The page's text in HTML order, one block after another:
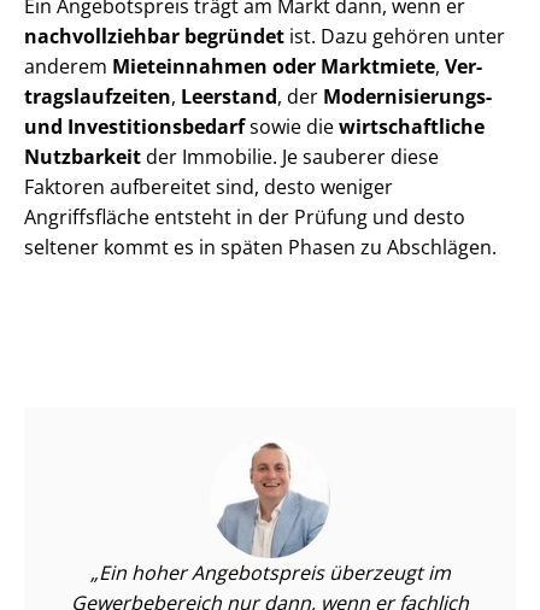
Ein Angebotspreis trägt am Markt dann, wenn er
nachvollziehbar begründet ist. Dazu gehören unter
anderem Mieteinnahmen oder Marktmiete, Ver­
trags­lauf­zei­ten, Leerstand, der Modernisierungs-
und In­ves­ti­ti­ons­be­darfsowie diewirtschaftliche
Nutzbarkeitder Immobilie. Je sauberer diese
Faktoren aufbereitet sind, desto weniger
Angriffsfläche entsteht in der Prüfung und desto
seltener kommt es in späten Phasen zu Abschlägen.
Ein hoher Angebotspreis überzeugt im
Gewerbebereich nur dann, wenn er fachlich